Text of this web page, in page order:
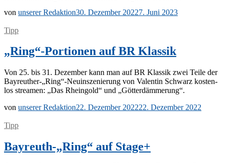
von unserer Redaktion30. Dezember 20227. Juni 2023
Tipp
„Ring“-Portionen auf BR Klassik
Von 25. bis 31. De­zem­ber kann man auf BR Klas­sik zwei Tei­le der
Bayreuther-„Ring“-Neuinszenierung von Va­len­tin Schwarz kos­ten­
los strea­men: „Das Rhein­gold“ und „Göt­ter­däm­me­rung“.
von unserer Redaktion22. Dezember 202222. Dezember 2022
Tipp
Bayreuth-„Ring“ auf Stage+